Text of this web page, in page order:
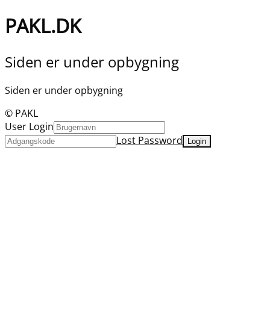
PAKL.DK
Siden er under opbygning
Siden er under opbygning
© PAKL
User Login
Lost Password